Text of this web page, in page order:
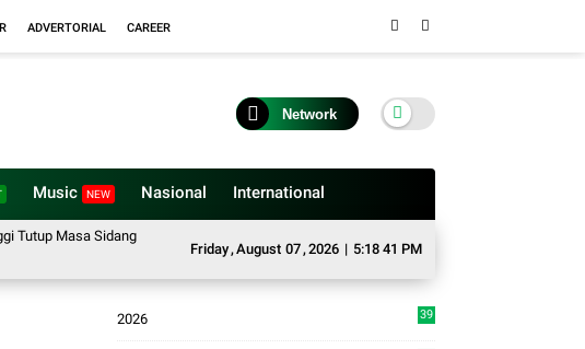
ADVERTORIAL CAREER
Network
Music NEW Nasional International
Friday,August 07,2026 | 5:18 42 PM
Masa Sidang 2025–2026, Buka Tahun Sidang 2026-2027, Wako Ramlan Beri Apresiasi
2026
39